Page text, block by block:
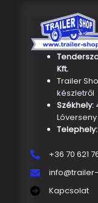
Kft.
Trailer
készletről
Székhely:
Telephely:
+36 70 621
Kapcsolat